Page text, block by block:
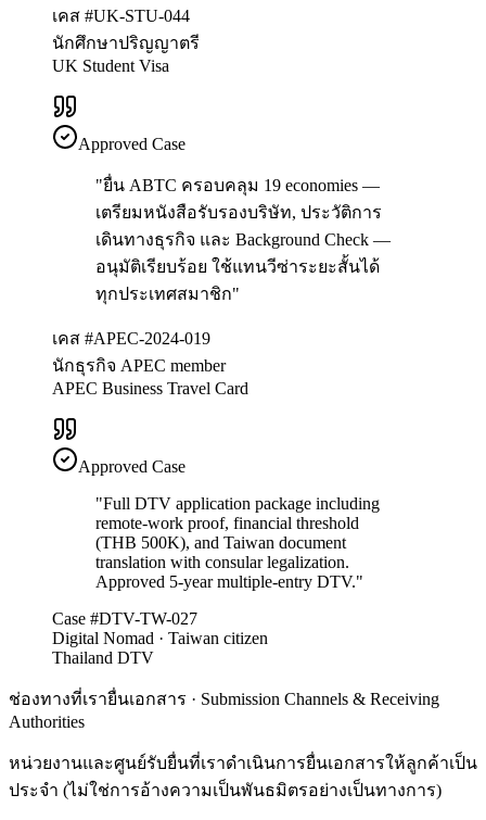
เคส #UK-STU-044
นักศึกษาปริญญาตรี
UK Student Visa
Approved Case
"ยื่น ABTC ครอบคลุม 19 economies —
เตรียมหนังสือรับรองบริษัท, ประวัติการ
เดินทางธุรกิจ และ Background Check —
อนุมัติเรียบร้อย ใช้แทนวีซ่าระยะสั้นได้
ทุกประเทศสมาชิก"
เคส #APEC-2024-019
นักธุรกิจ APEC member
APEC Business Travel Card
Approved Case
"Full DTV application package including
remote-work proof, financial threshold
(THB 500K), and Taiwan document
translation with consular legalization.
Approved 5-year multiple-entry DTV."
Case #DTV-TW-027
Digital Nomad · Taiwan citizen
Thailand DTV
ช่องทางที่เรายื่นเอกสาร · Submission Channels & Receiving
Authorities
หน่วยงานและศูนย์รับยื่นที่เราดำเนินการยื่นเอกสารให้ลูกค้าเป็น
ประจำ (ไม่ใช่การอ้างความเป็นพันธมิตรอย่างเป็นทางการ)